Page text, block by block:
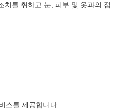
치를 취하고 눈, 피부 및 옷과의 접
스를 제공합니다.